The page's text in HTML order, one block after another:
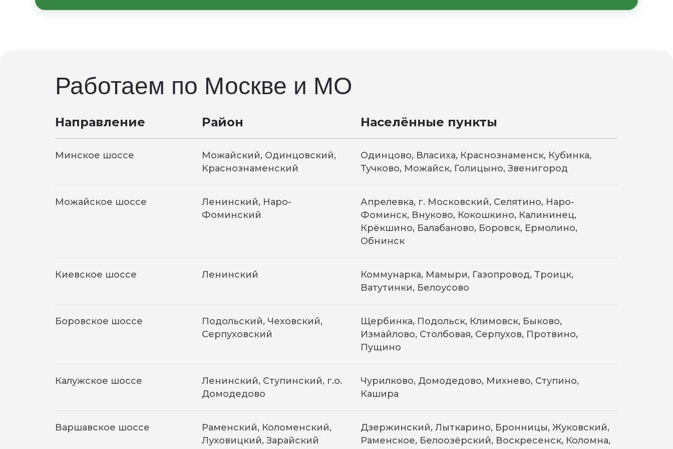
Работаем по Москве и МО
Направление Район Населённые пункты
Минское шоссе
Можайский, Одинцовский,
Краснознаменский
Одинцово, Власиха, Краснознаменск, Кубинка,
Тучково, Можайск, Голицыно, Звенигород
Можайское шоссе
Ленинский, Наро-
Фоминский
Апрелевка, г. Московский, Селятино, Наро-
Фоминск, Внуково, Кокошкино, Калининец,
Крёкшино, Балабаново, Боровск, Ермолино,
Обнинск
Киевское шоссе Ленинский
Коммунарка, Мамыри, Газопровод, Троицк,
Ватутинки, Белоусово
Боровское шоссе
Подольский, Чеховский,
Серпуховский
Щербинка, Подольск, Климовск, Быково,
Измайлово, Столбовая, Серпухов, Протвино,
Пущино
Калужское шоссе
Ленинский, Ступинский, г.о.
Домодедово
Чурилково, Домодедово, Михнево, Ступино,
Кашира
Варшавское шоссе
Раменский, Коломенский,
Луховицкий, Зарайский
Дзержинский, Лыткарино, Бронницы, Жуковский,
Раменское, Белоозёрский, Воскресенск, Коломна,